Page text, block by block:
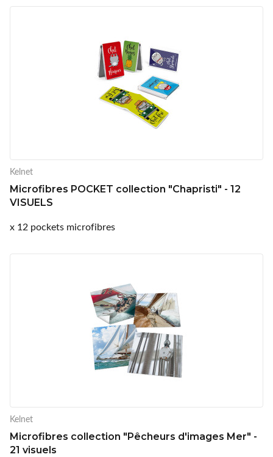
Kelnet
Microfibres POCKET collection "Chapristi" - 12
VISUELS
x 12 pockets microfibres
Kelnet
Microfibres collection "Pêcheurs d'images Mer" -
21 visuels